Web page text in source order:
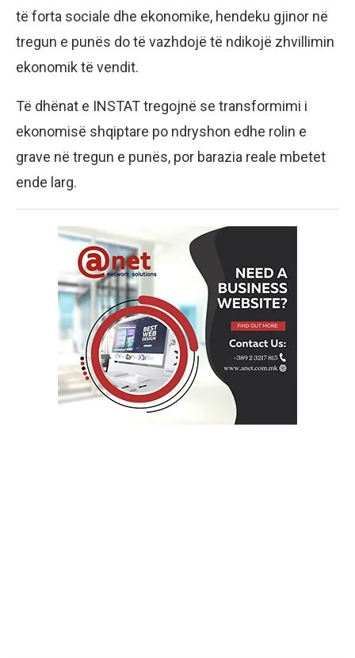
të forta sociale dhe ekonomike, hendeku gjinor në
tregun e punës do të vazhdojë të ndikojë zhvillimin
ekonomik të vendit.
Të dhënat e INSTAT tregojnë se transformimi i
ekonomisë shqiptare po ndryshon edhe rolin e
grave në tregun e punës, por barazia reale mbetet
ende larg.